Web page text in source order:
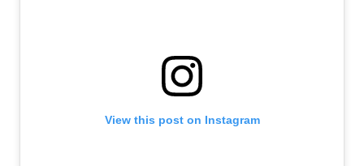
View this post on Instagram